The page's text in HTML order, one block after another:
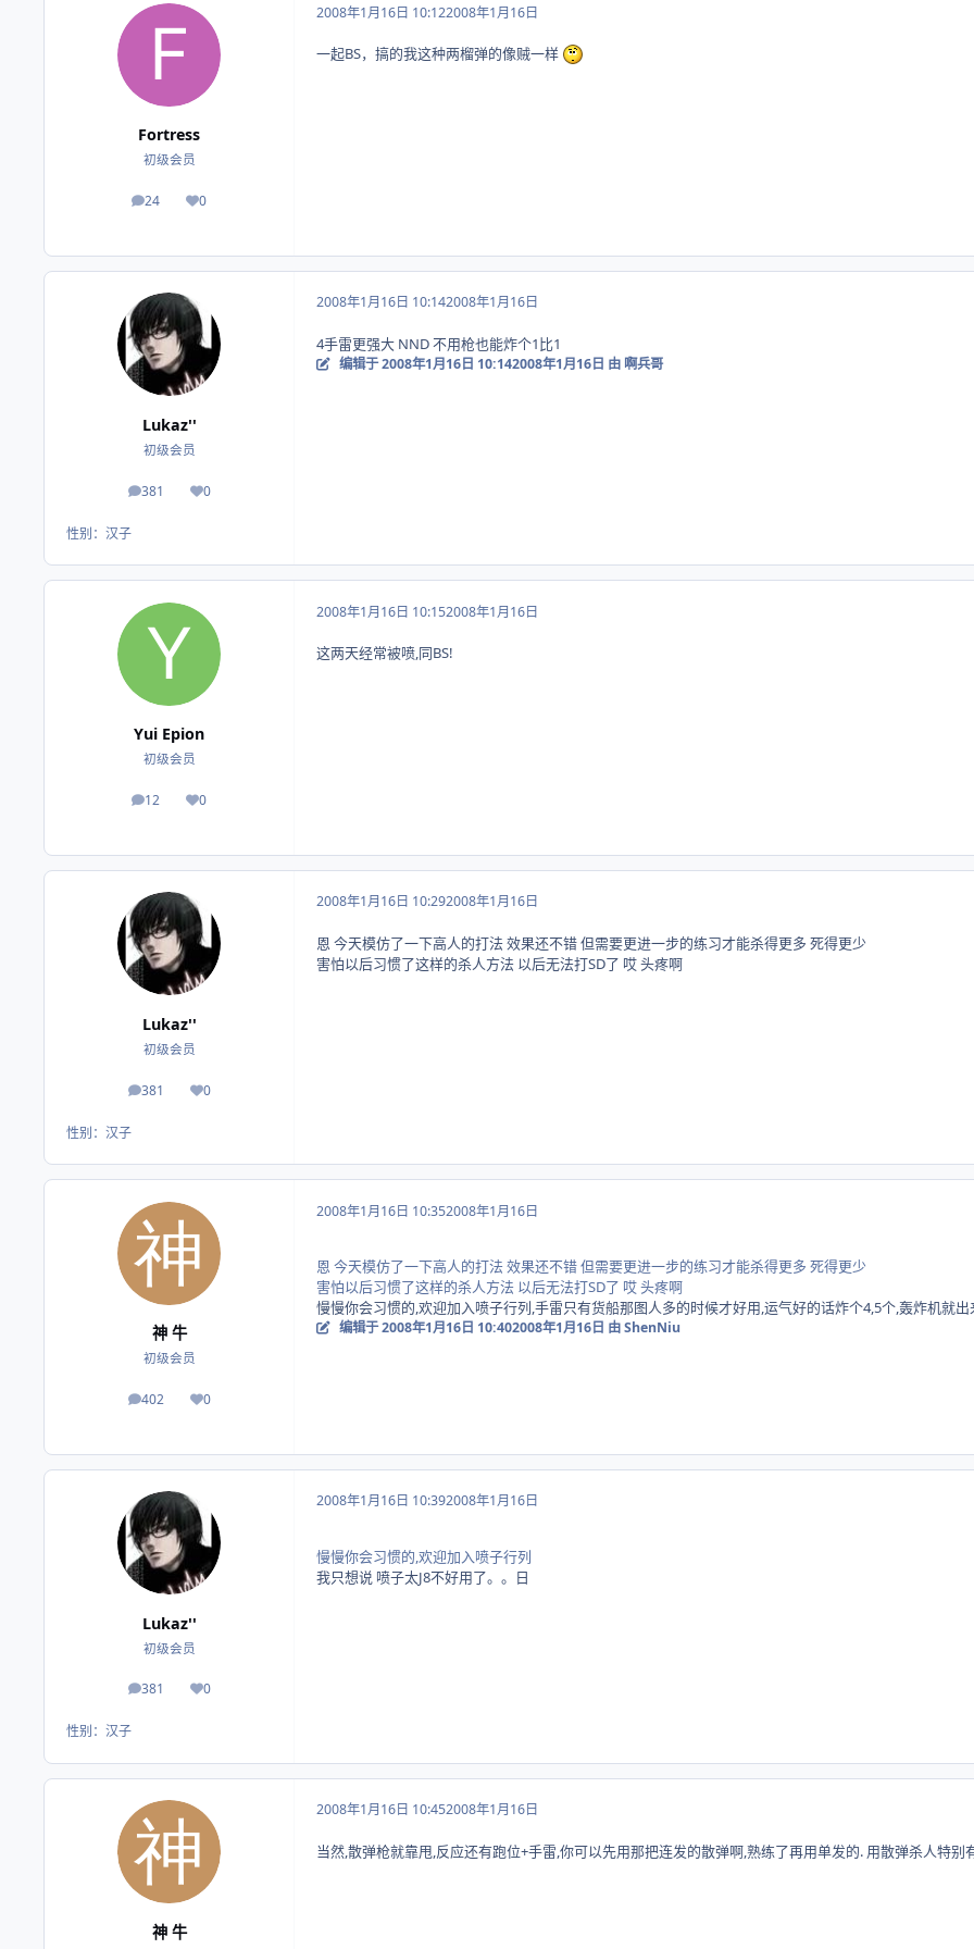
Fortress
初级会员
24
帖子 0
荣誉积分
2008年1月16日 10:122008年1月16日
一起BS，搞的我这种两榴弹的像贼一样
Lukaz''
初级会员
381
帖子 0
荣誉积分
性别： 汉子
2008年1月16日 10:142008年1月16日
4手雷更强大 NND 不用枪也能炸个1比1
编辑于2008年1月16日 10:142008年1月16日 由 啊兵哥
Yui Epion
初级会员
12
帖子 0
荣誉积分
2008年1月16日 10:152008年1月16日
这两天经常被喷,同BS!
Lukaz''
初级会员
381
帖子 0
荣誉积分
性别： 汉子
2008年1月16日 10:292008年1月16日
恩 今天模仿了一下高人的打法 效果还不错 但需要更进一步的练习才能杀得更多 死得更少
害怕以后习惯了这样的杀人方法 以后无法打SD了 哎 头疼啊
神 牛
初级会员
402
帖子 0
荣誉积分
2008年1月16日 10:352008年1月16日
恩 今天模仿了一下高人的打法 效果还不错 但需要更进一步的练习才能杀得更多 死得更少
害怕以后习惯了这样的杀人方法 以后无法打SD了 哎 头疼啊
慢慢你会习惯的,欢迎加入喷子行列,手雷只有货船那图人多的时候才好用,运气好的话炸个4,5个,轰炸机就出
编辑于2008年1月16日 10:402008年1月16日 由 ShenNiu
Lukaz''
初级会员
381
帖子 0
荣誉积分
性别： 汉子
2008年1月16日 10:392008年1月16日
慢慢你会习惯的,欢迎加入喷子行列
我只想说 喷子太J8不好用了。。日
神 牛
2008年1月16日 10:452008年1月16日
当然,散弹枪就靠甩,反应还有跑位+手雷,你可以先用那把连发的散弹啊,熟练了再用单发的. 用散弹杀人特别